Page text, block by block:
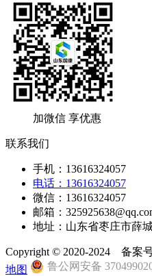
加微信 享优惠
联系我们
手机：13616324057
电话：13616324057
微信：13616324057
邮箱：
地址：山东省枣庄市薛
Copyright © 2020-2024 备案号
地图
鲁公网安备